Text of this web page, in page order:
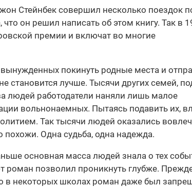
Стейнбек совершил несколько поездок
он решил написать об этом книгу. Так в
премии и включат во многие
покинуть родные места и
становится лучше. Тысячи других семей,
людей работодатели наняли лишь малое
вольнонаемных. Пытаясь подавить их,
Так тысячи людей оказались
Одна судьба, одна надежда.
основная масса людей знала о тех
позволил проникнуть глубже.
в некоторых школах роман даже был